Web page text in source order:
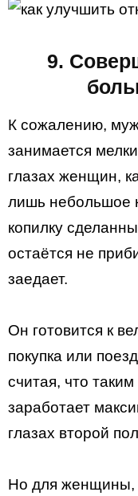
9.
К сожалению,
занимается
глазах женщин,
лишь небольшое
копилку
остаётся не
заедает.
Он готовится к
покупка или
считая, что
заработает
глазах второй
Но для женщины,